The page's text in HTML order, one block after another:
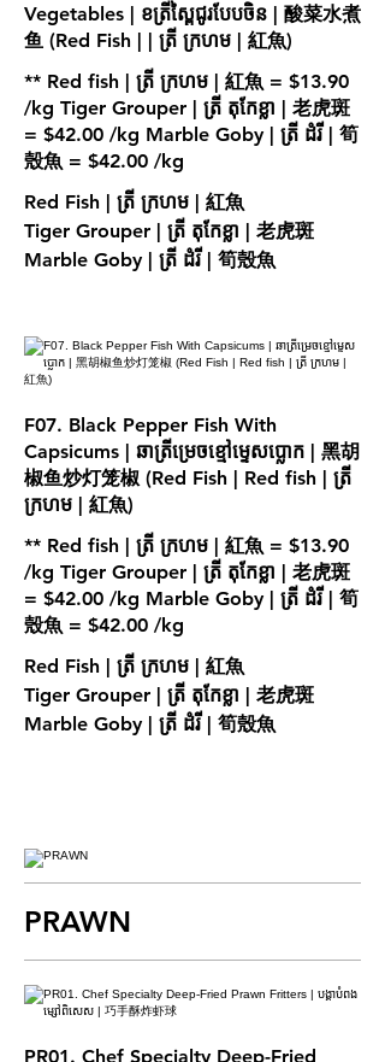
Vegetables | ខត្រីស្ពៃជូរបែបចិន | 酸菜水煮
鱼 (Red Fish | | ត្រី ក្រហម | 紅魚)
** Red fish | ត្រី ក្រហម | 紅魚 = $13.90
/kg Tiger Grouper | ត្រី តុកែខ្លា | 老虎斑
= $42.00 /kg Marble Goby | ត្រី ដំរី | 筍
Red Fish | ត្រី ក្រហម | 紅魚
Tiger Grouper | ត្រី តុកែខ្លា | 老虎斑
Marble Goby | ត្រី ដំរី | 筍殼魚
F07. Black Pepper Fish With
Capsicums | ឆាត្រីម្រេចខ្មៅម្ទេសប្លោក | 黑胡
椒鱼炒灯笼椒 (Red Fish | Red fish | ត្រី
ក្រហម | 紅魚)
** Red fish | ត្រី ក្រហម | 紅魚 = $13.90
/kg Tiger Grouper | ត្រី តុកែខ្លា | 老虎斑
= $42.00 /kg Marble Goby | ត្រី ដំរី | 筍
Red Fish | ត្រី ក្រហម | 紅魚
Tiger Grouper | ត្រី តុកែខ្លា | 老虎斑
Marble Goby | ត្រី ដំរី | 筍殼魚
PRAWN
PR01. Chef Specialty Deep-Fried